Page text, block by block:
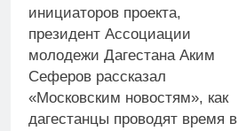
инициаторов проекта,
президент Ассоциации
молодежи Дагестана Аким
Сеферов рассказал
«Московским новостям», как
дагестанцы проводят время в